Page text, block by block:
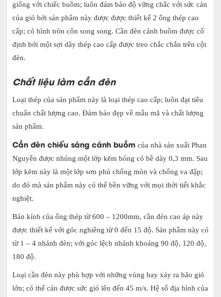
giống với chiếc buồm; luôn đảm bảo độ vững chắc với sức cản
của gió bởi sản phẩm này được được thiết kế 2 ống thép cao
cấp; có hình tròn côn song song. Cần đèn cánh buồm được cố
định bởi một sợi dây thép cao cấp được treo chắc chắn trên cột
đèn.
Chất liệu làm cần đèn
Loại thép của sản phẩm này là loại thép cao cấp; luôn đạt tiêu
chuẩn chất lượng cao. Đảm bảo đẹp về mẫu mã và chất lượng
sản phẩm.
Cần đèn chiếu sáng cánh buồm của nhà sản xuất Phan
Nguyễn được nhúng một lớp kẽm bóng có bề dày 0,3 mm. Sau
lớp kẽm này là một lớp sơn phủ chống mòn và chống va đập;
do đó mà sản phẩm này có thể bền vững với mọi thời tiết khắc
nghiệt.
Bán kính của ống thép từ 600 – 1200mm, cần đèn cao áp này
được thiết kế với góc nghiêng từ 0 đến 15 độ. Sản phẩm này có
từ 1 – 4 nhánh đèn; với góc lệch nhánh khoảng 90 độ, 120 độ,
180 độ.
Loại cần đèn này phù hợp với những vùng hay xảy ra bão gió
lớn; có thể cản được sức gió lên đến 45 m/s. Hệ số địa hình của